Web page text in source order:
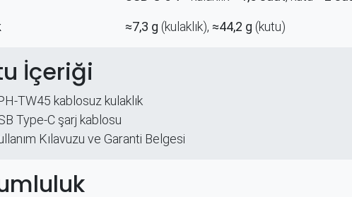
≈7,3 g (kulaklık), ≈44,2 g (kutu) ​
İçeriği
TW45 kablosuz kulaklık
Type-C şarj kablosu
Kılavuzu​ ve Garanti Belgesi